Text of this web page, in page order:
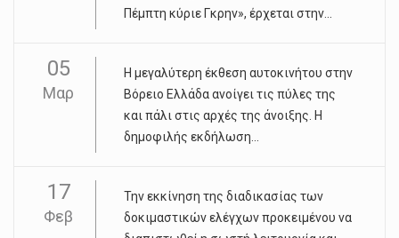
Πέμπτη κύριε Γκρην», έρχεται στην...
05
Μαρ
Η μεγαλύτερη έκθεση αυτοκινήτου στην
Βόρειο Ελλάδα ανοίγει τις πύλες της
και πάλι στις αρχές της άνοιξης. Η
δημοφιλής εκδήλωση...
17
Φεβ
Την εκκίνηση της διαδικασίας των
δοκιμαστικών ελέγχων προκειμένου να